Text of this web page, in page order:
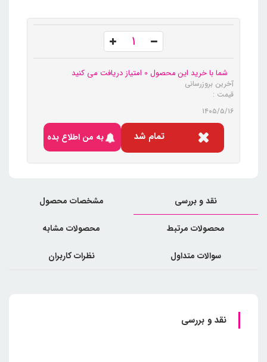
شما با خرید این محصول 0 امتیاز دریافت می کنید
آخرین بروزرسانی
قیمت :
۱۴۰۵/۵/۱۶
تمام شد به من اطلاع بده
نقد و بررسی مشخصات محصول
محصولات مرتبط محصولات مشابه
سوالات متداول نظرات کاربران
نقد و بررسی